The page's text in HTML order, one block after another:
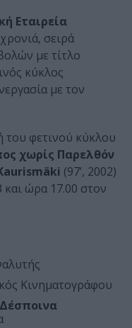
Εταιρεία
σειρά
με τίτλο
κύκλος
με τον
του φετινού κύκλου
χωρίς Παρελθόν
(97’, 2002)
ώρα 17.00 στον
Κινηματογράφου
Δέσποινα